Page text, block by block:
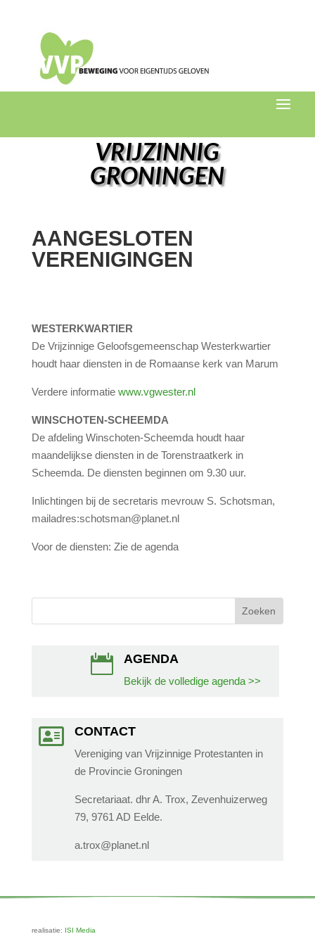
VRIJZINNIG
GRONINGEN
AANGESLOTEN
VERENIGINGEN
WESTERKWARTIER
De Vrijzinnige Geloofsgemeenschap Westerkwartier
houdt haar diensten in de Romaanse kerk van Marum
Verdere informatie www.vgwester.nl
WINSCHOTEN-SCHEEMDA
De afdeling Winschoten-Scheemda houdt haar
maandelijkse diensten in de Torenstraatkerk in
Scheemda. De diensten beginnen om 9.30 uur.
Inlichtingen bij de secretaris mevrouw S. Schotsman,
mailadres:schotsman@planet.nl
Voor de diensten: Zie de agenda
 AGENDA
Bekijk de volledige agenda >>
 CONTACT
Vereniging van Vrijzinnige Protestanten in
de Provincie Groningen
Secretariaat. dhr A. Trox, Zevenhuizerweg
79, 9761 AD Eelde.
a.trox@planet.nl
realisatie: ISI Media